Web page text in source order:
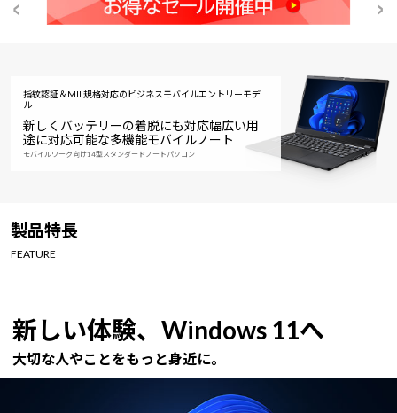
指紋認証＆MIL規格対応のビジネスモバイルエントリーモデ
ル
新しくバッテリーの着脱にも対応幅広い用
途に対応可能な多機能モバイルノート
モバイルワーク向け14型スタンダードノートパソコン
製品特長
FEATURE
新しい体験、Windows 11へ
大切な人やことをもっと身近に。